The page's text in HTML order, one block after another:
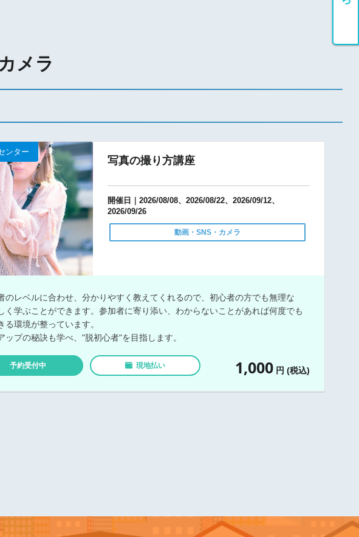
メラ
ンター
写真の撮り方講座
開催日｜2026/08/08、2026/08/22、2026/09/12、
2026/09/26
動画・SNS・カメラ
のレベルに合わせ、分かりやすく教えてくれるので、初心者の方でも無理な
く学ぶことができます。参加者に寄り添い、わからないことがあれば何度でも
る環境が整っています。
ップの秘訣も学べ、"脱初心者"を目指します。
予約受付中 現地払い 1,000 円 (税込)